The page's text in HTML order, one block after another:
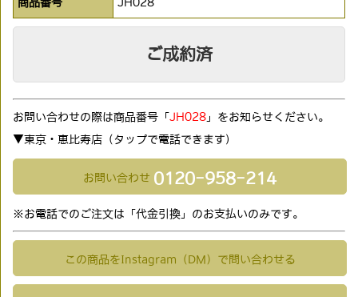
商品番号 JH028
ご成約済
お問い合わせの際は商品番号「 JH028」をお知らせください。
▼東京・恵比寿店（タップで電話できます)
お問い合わせ 0120-958-214
※お電話でのご注文は「代金引換」のお支払いのみです。
この商品をInstagram（DM）で問い合わせる